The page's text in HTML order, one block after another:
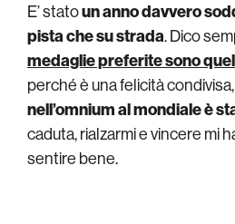
E’ statoun anno davvero
pista che su strada. Dico
medaglie preferite sono
perché è una felicità
nell’omnium al mondiale è
caduta, rialzarmi e vincere mi
sentire bene.